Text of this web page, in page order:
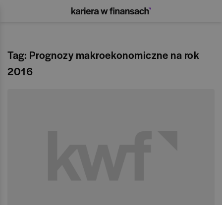
Tag: Prognozy makroekonomiczne na rok
2016